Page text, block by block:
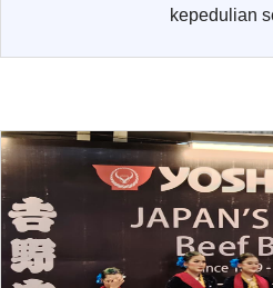
kepedulian